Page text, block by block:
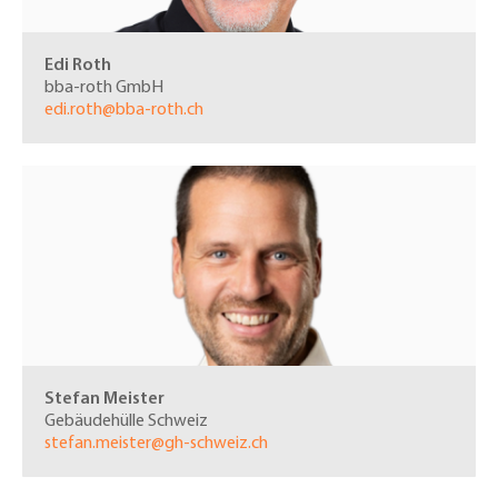
Edi Roth
bba-roth GmbH
edi.roth@bba-roth.ch
Stefan Meister
Gebäudehülle Schweiz
stefan.meister@gh-schweiz.ch